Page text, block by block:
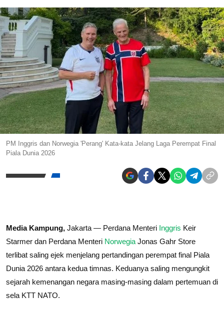
PM Inggris dan Norwegia 'Perang' Kata-kata Jelang Laga Perempat Final
Piala Dunia 2026
Media Kampung, Jakarta — Perdana Menteri Inggris Keir
Starmer dan Perdana Menteri Norwegia Jonas Gahr Store
terlibat saling ejek menjelang pertandingan perempat final Piala
Dunia 2026 antara kedua timnas. Keduanya saling mengungkit
sejarah kemenangan negara masing-masing dalam pertemuan di
sela KTT NATO.